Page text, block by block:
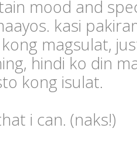
mood and
kasi
magsulat,
hindi ko din
kong isulat.
i can. (naks!)